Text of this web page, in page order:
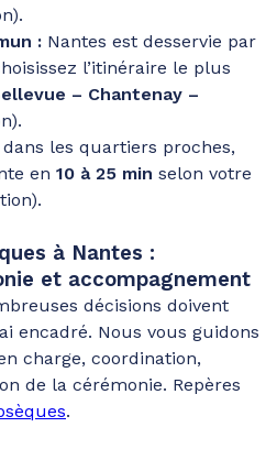
: Nantes est desservie par
l’itinéraire le plus
– Chantenay –
les quartiers proches,
en 10 à 25 min selon votre
à Nantes :
et accompagnement
décisions doivent
encadré. Nous vous guidons
charge, coordination,
de la cérémonie. Repères
.